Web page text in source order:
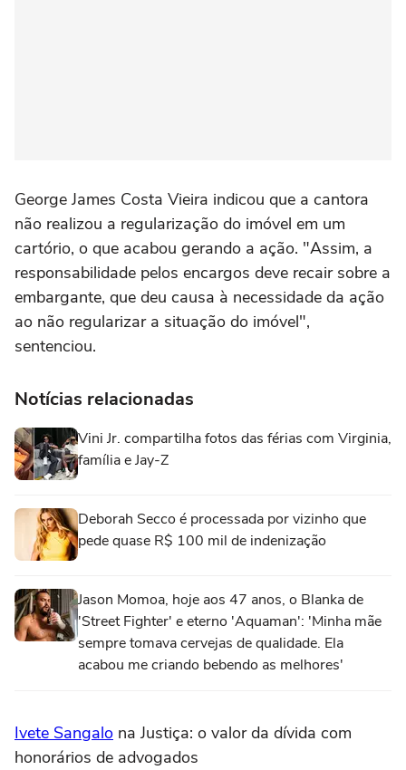
George James Costa Vieira indicou que a cantora
não realizou a regularização do imóvel em um
cartório, o que acabou gerando a ação. "Assim, a
responsabilidade pelos encargos deve recair sobre a
embargante, que deu causa à necessidade da ação
ao não regularizar a situação do imóvel",
sentenciou.
Notícias relacionadas
Vini Jr. compartilha fotos das férias com Virginia,
família e Jay-Z
Deborah Secco é processada por vizinho que
pede quase R$ 100 mil de indenização
Jason Momoa, hoje aos 47 anos, o Blanka de
'Street Fighter' e eterno 'Aquaman': 'Minha mãe
sempre tomava cervejas de qualidade. Ela
acabou me criando bebendo as melhores'
Ivete Sangalo na Justiça: o valor da dívida com
honorários de advogados